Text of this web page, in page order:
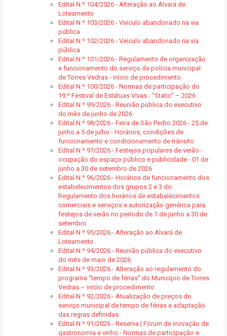
Edital N.º 104/2026 - Alteração ao Alvará de
Loteamento
Edital N.º 103/2026 - Veículo abandonado na via
pública
Edital N.º 102/2026 - Veículo abandonado na via
pública
Edital N.º 101/2026 - Regulamento de organização
e funcionamento do serviço de polícia municipal
de Torres Vedras - início de procedimento
Edital N.º 100/2026 - Normas de participação do
19.º Festival de Estátuas Vivas - “Static” – 2026
Edital N.º 99/2026 - Reunião pública do executivo
do mês de junho de 2026
Edital N.º 98/2026 - Feira de São Pedro 2026 - 25 de
junho a 5 de julho - Horários, condições de
funcionamento e condicionamento de trânsito
Edital N.º 97/2026 - Festejos populares de verão -
ocupação do espaço público e publicidade - 01 de
junho a 30 de setembro de 2026
Edital N.º 96/2026 - Horários de funcionamento dos
estabelecimentos dos grupos 2 e 3 do
Regulamento dos horários de estabalecimentos
comerciais e serviços e autorização genérica para
festejos de verão no período de 1 de junho a 30 de
setembro
Edital N.º 95/2026 - Alteração ao Alvará de
Loteamento
Edital N.º 94/2026 - Reunião pública do executivo
do mês de maio de 2026
Edital N.º 93/2026 - Alteração ao regulamento do
programa “tempo de férias” do Município de Torres
Vedras – início de procedimento
Edital N.º 92/2026 - Atualização de preços do
serviço municipal de tempo de férias e adaptação
das regras definidas
Edital N.º 91/2026 - Reserva | Fórum de inovação de
gastronomia e vinho - Normas de participação e